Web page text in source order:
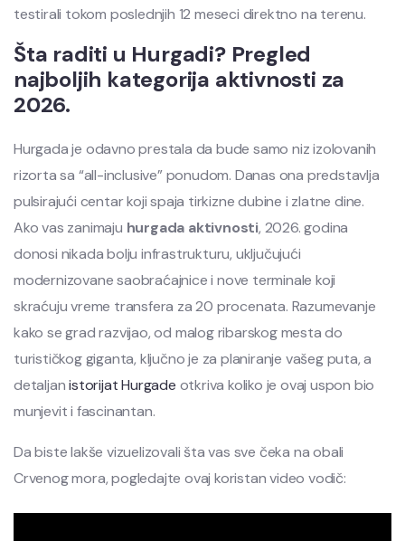
testirali tokom poslednjih 12 meseci direktno na terenu.
Šta raditi u Hurgadi? Pregled
najboljih kategorija aktivnosti za
2026.
Hurgada je odavno prestala da bude samo niz izolovanih
rizorta sa “all-inclusive” ponudom. Danas ona predstavlja
pulsirajući centar koji spaja tirkizne dubine i zlatne dine.
Ako vas zanimaju hurgada aktivnosti, 2026. godina
donosi nikada bolju infrastrukturu, uključujući
modernizovane saobraćajnice i nove terminale koji
skraćuju vreme transfera za 20 procenata. Razumevanje
kako se grad razvijao, od malog ribarskog mesta do
turističkog giganta, ključno je za planiranje vašeg puta, a
detaljanistorijat Hurgade otkriva koliko je ovaj uspon bio
munjevit i fascinantan.
Da biste lakše vizuelizovali šta vas sve čeka na obali
Crvenog mora, pogledajte ovaj koristan video vodič: